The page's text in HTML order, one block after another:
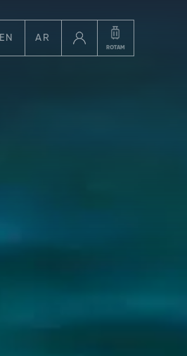
EN AR
ROTAM